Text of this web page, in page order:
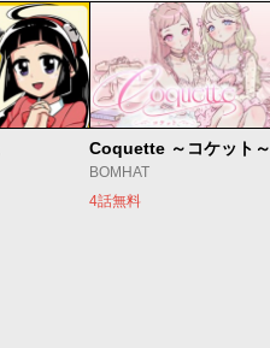
Coquette ～コケット～
BOMHAT
4話無料